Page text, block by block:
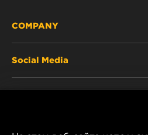
COMPANY
Social Media